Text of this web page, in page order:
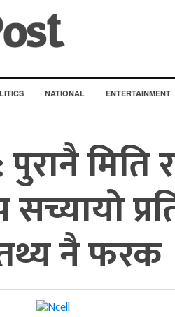
NATIONAL ENTERTAINMENT
पुरानै
तथ्य नै फरक